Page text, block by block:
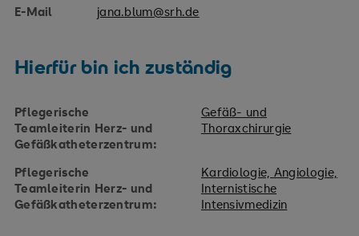
E-Mail
jana.blum@srh.de
Hierfür bin ich zuständig
Pflegerische
Teamleiterin Herz- und
Gefäßkatheterzentrum:
Gefäß- und
Thoraxchirurgie
Pflegerische
Teamleiterin Herz- und
Gefäßkatheterzentrum:
Kardiologie, Angiologie,
Internistische
Intensivmedizin